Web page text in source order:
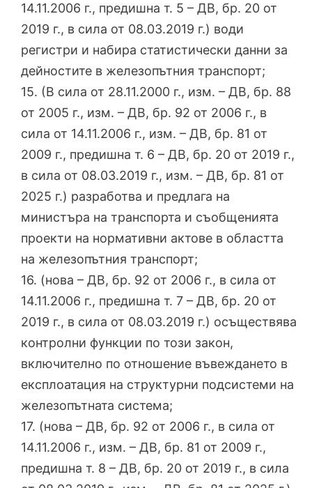
14.11.2006 г., предишна т. 5 – ДВ, бр. 20 от
2019 г., в сила от 08.03.2019 г.) води
регистри и набира статистически данни за
дейностите в железопътния транспорт;
15. (В сила от 28.11.2000 г., изм. – ДВ, бр. 88
от 2005 г., изм. – ДВ, бр. 92 от 2006 г., в
сила от 14.11.2006 г., изм. – ДВ, бр. 81 от
2009 г., предишна т. 6 – ДВ, бр. 20 от 2019 г.,
в сила от 08.03.2019 г., изм. – ДВ, бр. 81 от
2025 г.) разработва и предлага на
министъра на транспорта и съобщенията
проекти на нормативни актове в областта
на железопътния транспорт;
16. (нова – ДВ, бр. 92 от 2006 г., в сила от
14.11.2006 г., предишна т. 7 – ДВ, бр. 20 от
2019 г., в сила от 08.03.2019 г.) осъществява
контролни функции по този закон,
включително по отношение въвеждането в
експлоатация на структурни подсистеми на
железопътната система;
17. (нова – ДВ, бр. 92 от 2006 г., в сила от
14.11.2006 г., изм. – ДВ, бр. 81 от 2009 г.,
предишна т. 8 – ДВ, бр. 20 от 2019 г., в сила